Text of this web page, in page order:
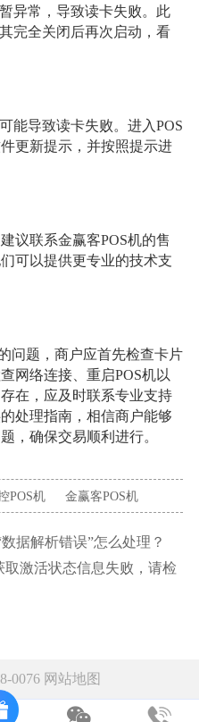
异常，导致读卡失败。此
完全关闭后再次启动，看
能导致读卡失败。进入POS
更新提示，并按照提示进
议联系金赢客POS机的售
可以提供更专业的技术支
问题，商户应首先检查卡片
网络连接、重启POS机以
在，应及时联系专业支持
处理指南，相信商户能够
，确保交易顺利进行。
POS机 金赢客POS机
据解析错误”怎么处理？
取激活状态信息失败，请检
0076 网站地图